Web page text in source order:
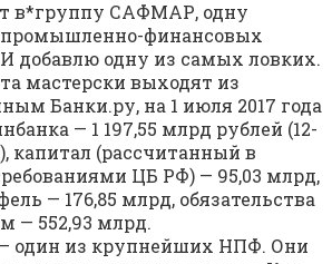
в*группу САФМАР, одну
финансовых
добавлю одну из самых ловких.
мастерски выходят из
Банки.ру, на 1 июля 2017 года
— 1 197,55 млрд рублей (12-
капитал (рассчитанный в
ЦБ РФ) — 95,03 млрд,
— 176,85 млрд, обязательства
— 552,93 млрд.
один из крупнейших НПФ. Они